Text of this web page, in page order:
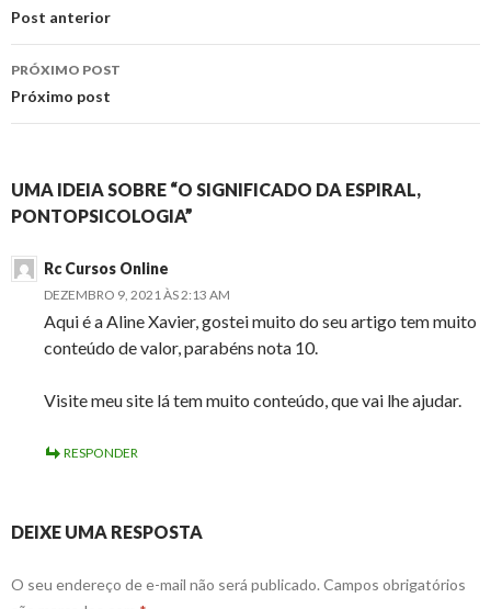
Navegação
de
posts
Post anterior
PRÓXIMO POST
Próximo post
UMA IDEIA SOBRE “O SIGNIFICADO DA ESPIRAL,
PONTOPSICOLOGIA”
Rc Cursos Online
DEZEMBRO 9, 2021 ÀS 2:13 AM
Aqui é a Aline Xavier, gostei muito do seu artigo tem muito
conteúdo de valor, parabéns nota 10.
Visite meu site lá tem muito conteúdo, que vai lhe ajudar.
RESPONDER
DEIXE UMA RESPOSTA
O seu endereço de e-mail não será publicado. Campos obrigatórios